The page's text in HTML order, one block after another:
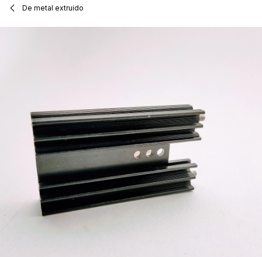
De metal extruido